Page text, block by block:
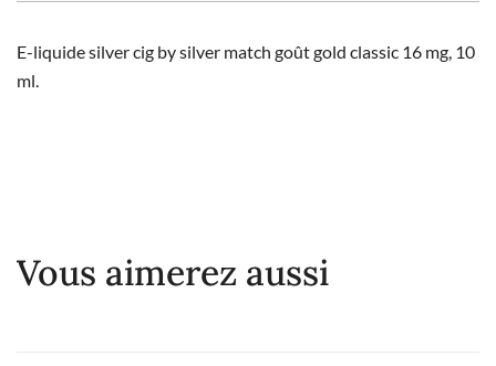
E-liquide silver cig by silver match goût gold classic 16 mg, 10
ml.
Vous aimerez aussi